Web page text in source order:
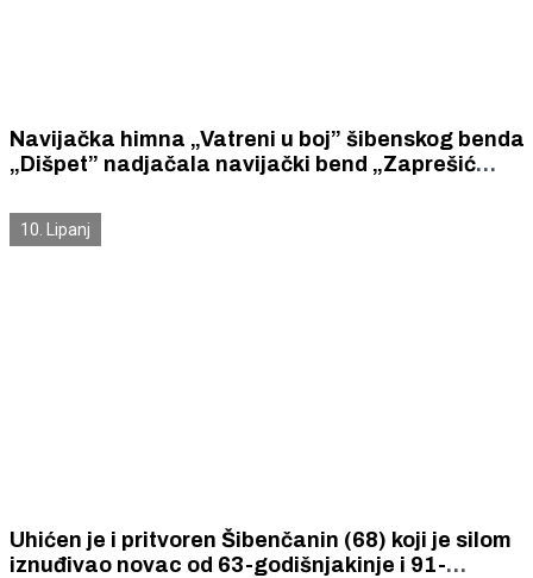
Navijačka himna „Vatreni u boj” šibenskog benda
„Dišpet” nadjačala navijački bend „Zaprešić
10. Lipanj
Uhićen je i pritvoren Šibenčanin (68) koji je silom
iznuđivao novac od 63-godišnjakinje i 91-